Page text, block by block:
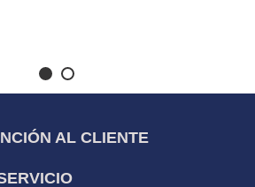
AL CLIENTE